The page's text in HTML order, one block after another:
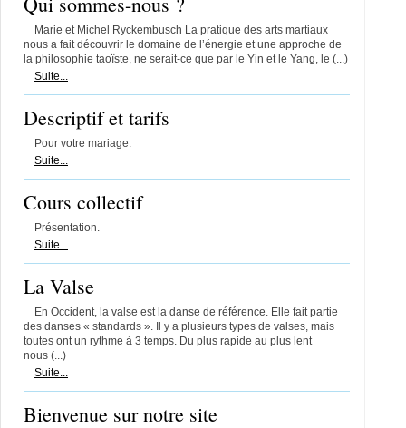
Marie et Michel Ryckembusch La pratique des arts martiaux
nous a fait découvrir le domaine de l’énergie et une approche de
la philosophie taoïste, ne serait-ce que par le Yin et le Yang, le (...)
Suite...
Descriptif et tarifs
Pour votre mariage.
Suite...
Cours collectif
Présentation.
Suite...
La Valse
En Occident, la valse est la danse de référence. Elle fait partie
des danses « standards ». Il y a plusieurs types de valses, mais
toutes ont un rythme à 3 temps. Du plus rapide au plus lent
nous (...)
Suite...
Bienvenue sur notre site